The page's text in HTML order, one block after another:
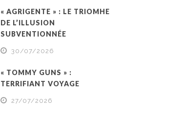
« AGRIGENTE » : LE TRIOMHE
DE L’ILLUSION
SUBVENTIONNÉE
30/07/2026
« TOMMY GUNS » :
TERRIFIANT VOYAGE
27/07/2026